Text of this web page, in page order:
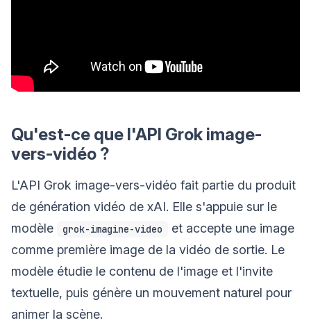
Qu'est-ce que l'API Grok image-
vers-vidéo ?
L'API Grok image-vers-vidéo fait partie du produit
de génération vidéo de xAI. Elle s'appuie sur le
modèle
grok-imagine-video
et accepte une image
comme première image de la vidéo de sortie. Le
modèle étudie le contenu de l'image et l'invite
textuelle, puis génère un mouvement naturel pour
animer la scène.